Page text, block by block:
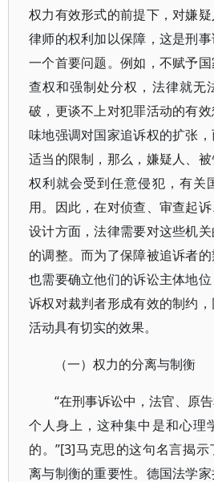
权力有效形式的前提下，对嫌
律师的权利加以保障，这是刑
一个首要问题。例如，不赋予
查权和强制处分权，法律就无
破，更谈不上对犯罪活动的有
味地强调对国家追诉权的扩张
适当的限制，那么，嫌疑人、
权利就会受到任意侵犯，有关
用。因此，在对侦查、审查起
设计方面，法律需要对这些机
的调整。而为了保障被追诉者
也需要确立他们的诉讼主体地
诉权对裁判者形成有效的制约
活动具有切实的效果。
（一）权力的分离与制衡
“在刑事诉讼中，法官、原
个人身上，这种集中是和心理
的。”[3]马克思的这句名言揭
离与制衡的重要性。德国法学家